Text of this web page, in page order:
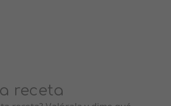
receta